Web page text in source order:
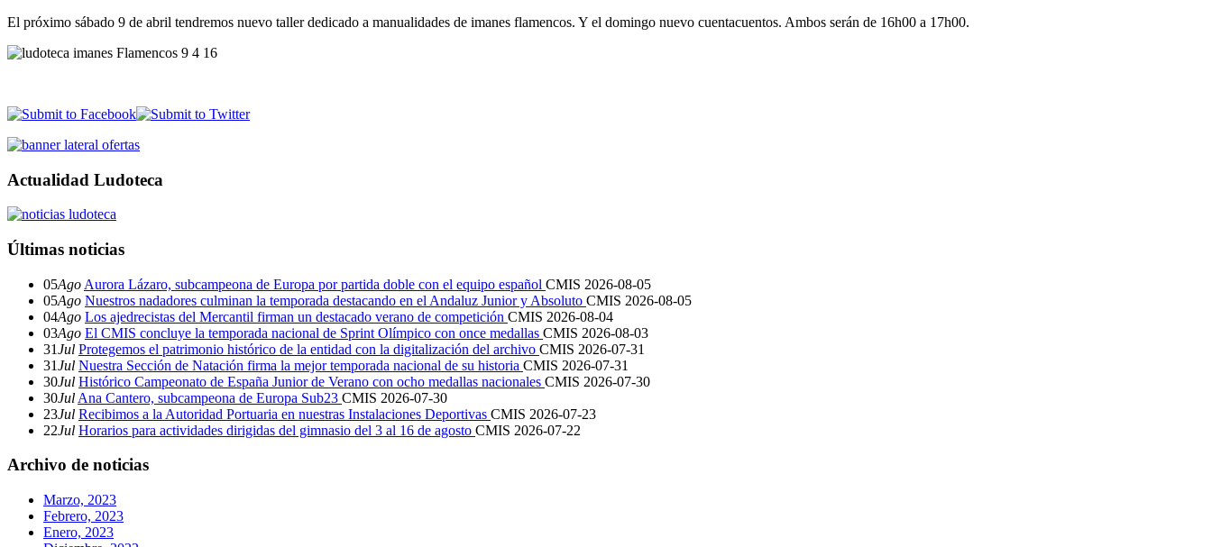
El próximo sábado 9 de abril tendremos nuevo taller dedicado a manualidades de imanes flamencos. Y el domingo nuevo cuentacuentos. Ambos serán de 16h00 a 17h00.
Actualidad Ludoteca
Últimas noticias
05Ago Aurora Lázaro, subcampeona de Europa por partida doble con el equipo español CMIS 2026-08-05
05Ago Nuestros nadadores culminan la temporada destacando en el Andaluz Junior y Absoluto CMIS 2026-08-05
04Ago Los ajedrecistas del Mercantil firman un destacado verano de competición CMIS 2026-08-04
03Ago El CMIS concluye la temporada nacional de Sprint Olímpico con once medallas CMIS 2026-08-03
31Jul Protegemos el patrimonio histórico de la entidad con la digitalización del archivo CMIS 2026-07-31
31Jul Nuestra Sección de Natación firma la mejor temporada nacional de su historia CMIS 2026-07-31
30Jul Histórico Campeonato de España Junior de Verano con ocho medallas nacionales CMIS 2026-07-30
30Jul Ana Cantero, subcampeona de Europa Sub23 CMIS 2026-07-30
23Jul Recibimos a la Autoridad Portuaria en nuestras Instalaciones Deportivas CMIS 2026-07-23
22Jul Horarios para actividades dirigidas del gimnasio del 3 al 16 de agosto CMIS 2026-07-22
Archivo de noticias
Marzo, 2023
Febrero, 2023
Enero, 2023